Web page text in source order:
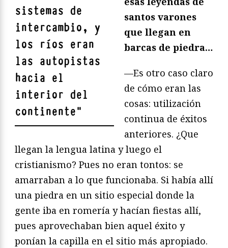
sistemas de
intercambio, y
los ríos eran
las autopistas
hacia el
interior del
continente"
santos varones
que llegan en
barcas de piedra…
—Es otro caso claro
de cómo eran las
cosas: utilización
continua de éxitos
anteriores. ¿Que
llegan la lengua latina y luego el
cristianismo? Pues no eran tontos: se
amarraban a lo que funcionaba. Si había allí
una piedra en un sitio especial donde la
gente iba en romería y hacían fiestas allí,
pues aprovechaban bien aquel éxito y
ponían la capilla en el sitio más apropiado.